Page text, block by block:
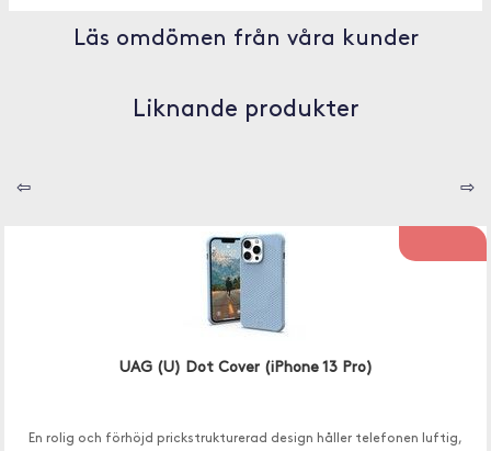
Läs omdömen från våra kunder
Liknande produkter
⇦ ⇨
UAG (U) Dot Cover (iPhone 13 Pro)
En rolig och förhöjd prickstrukturerad design håller telefonen luftig,